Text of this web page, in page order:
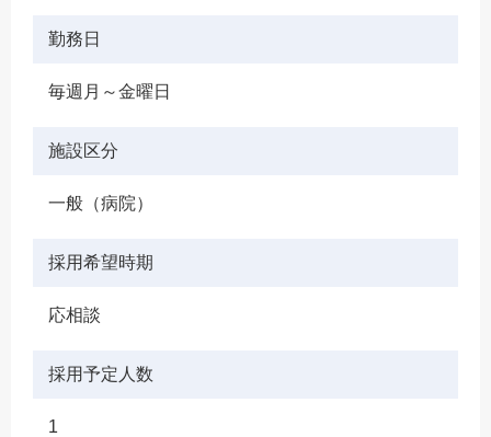
勤務日
毎週月～金曜日
施設区分
一般（病院）
採用希望時期
応相談
採用予定人数
1